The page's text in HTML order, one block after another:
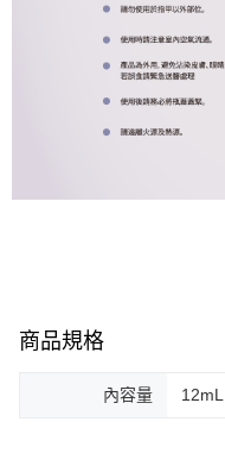
商品規格
內容量 12mL